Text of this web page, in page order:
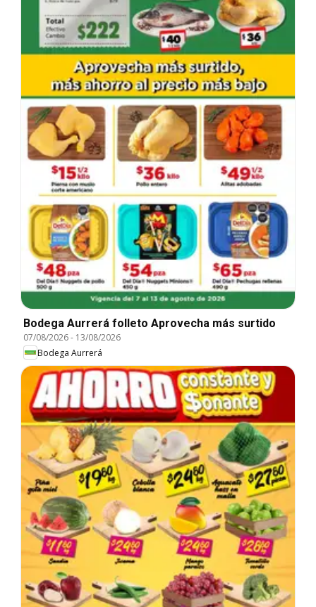
Bodega Aurrerá folleto Aprovecha más surtido
07/08/2026- 13/08/2026
Bodega Aurrerá